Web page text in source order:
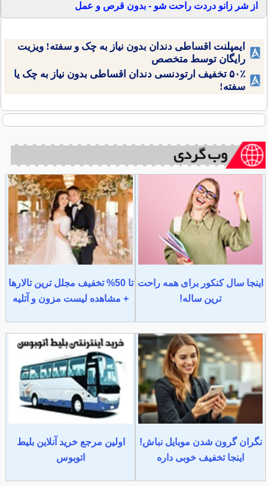
از شر زانو دردت راحت شو - بدون قرص و عمل
ایمپلنت اقساطی دندان بدون نیاز به چک و سفته! ویزیت
رایگان توسط متخصص
۵۰٪ تخفیف ارتودنسی دندان اقساطی بدون نیاز به چک یا
سفته!
اینجا سال کنکور برای همه راحت
ترین ساله!
تا 50% تخفیف مجلل ترین تالارها
+ مشاهده لیست مزون و آتلیه
نگران گرون شدن موبایل نباش!
اینجا تخفیف خوبی داره
اولین مرجع خرید آنلاین بلیط
اتوبوس